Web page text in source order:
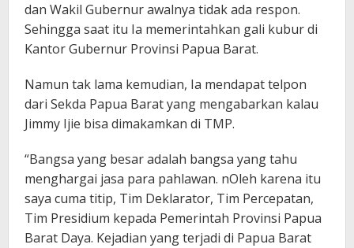
dan Wakil Gubernur awalnya tidak ada respon.
Sehingga saat itu Ia memerintahkan gali kubur di
Kantor Gubernur Provinsi Papua Barat.
Namun tak lama kemudian, Ia mendapat telpon
dari Sekda Papua Barat yang mengabarkan kalau
Jimmy Ijie bisa dimakamkan di TMP.
“Bangsa yang besar adalah bangsa yang tahu
menghargai jasa para pahlawan. nOleh karena itu
saya cuma titip, Tim Deklarator, Tim Percepatan,
Tim Presidium kepada Pemerintah Provinsi Papua
Barat Daya. Kejadian yang terjadi di Papua Barat